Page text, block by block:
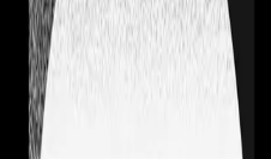
Comenzar a preparar
Descarga en la App